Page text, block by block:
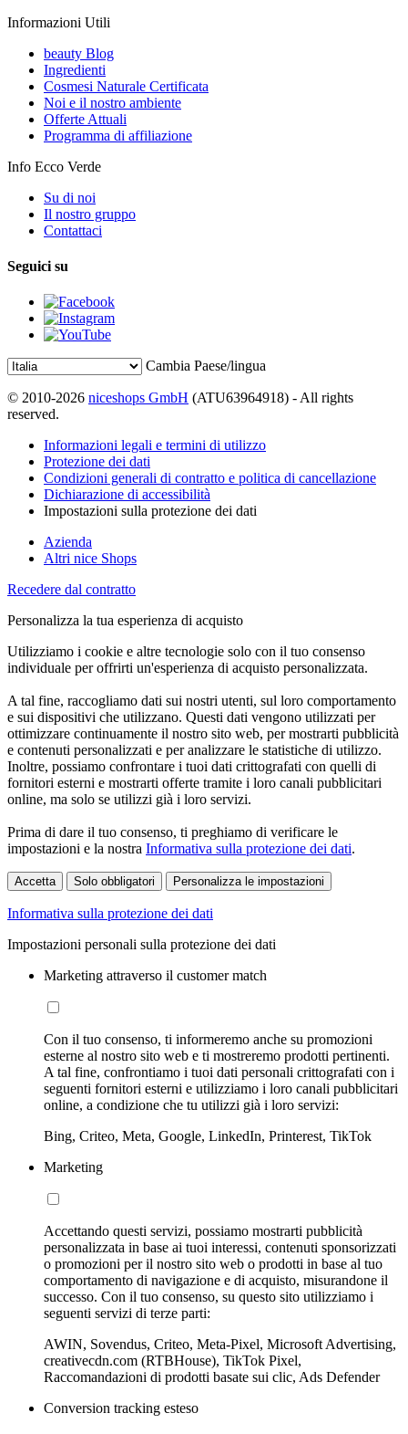
Informazioni Utili
beauty Blog
Ingredienti
Cosmesi Naturale Certificata
Noi e il nostro ambiente
Offerte Attuali
Programma di affiliazione
Info Ecco Verde
Su di noi
Il nostro gruppo
Contattaci
Seguici su
Cambia Paese/lingua
© 2010-2026 niceshops GmbH (ATU63964918) - All rights
reserved.
Informazioni legali e termini di utilizzo
Protezione dei dati
Condizioni generali di contratto e politica di cancellazione
Dichiarazione di accessibilità
Impostazioni sulla protezione dei dati
Azienda
Altri nice Shops
Recedere dal contratto
Personalizza la tua esperienza di acquisto
Utilizziamo i cookie e altre tecnologie solo con il tuo consenso
individuale per offrirti un'esperienza di acquisto personalizzata.
A tal fine, raccogliamo dati sui nostri utenti, sul loro comportamento
e sui dispositivi che utilizzano. Questi dati vengono utilizzati per
ottimizzare continuamente il nostro sito web, per mostrarti pubblicità
e contenuti personalizzati e per analizzare le statistiche di utilizzo.
Inoltre, possiamo confrontare i tuoi dati crittografati con quelli di
fornitori esterni e mostrarti offerte tramite i loro canali pubblicitari
online, ma solo se utilizzi già i loro servizi.
Prima di dare il tuo consenso, ti preghiamo di verificare le
impostazioni e la nostra Informativa sulla protezione dei dati.
Accetta Solo obbligatori Personalizza le impostazioni
Informativa sulla protezione dei dati
Impostazioni personali sulla protezione dei dati
Marketing attraverso il customer match
Con il tuo consenso, ti informeremo anche su promozioni
esterne al nostro sito web e ti mostreremo prodotti pertinenti.
A tal fine, confrontiamo i tuoi dati personali crittografati con i
seguenti fornitori esterni e utilizziamo i loro canali pubblicitari
online, a condizione che tu utilizzi già i loro servizi:
Bing, Criteo, Meta, Google, LinkedIn, Printerest, TikTok
Marketing
Accettando questi servizi, possiamo mostrarti pubblicità
personalizzata in base ai tuoi interessi, contenuti sponsorizzati
o promozioni per il nostro sito web o prodotti in base al tuo
comportamento di navigazione e di acquisto, misurandone il
successo. Con il tuo consenso, su questo sito utilizziamo i
seguenti servizi di terze parti:
AWIN, Sovendus, Criteo, Meta-Pixel, Microsoft Advertising,
creativecdn.com (RTBHouse), TikTok Pixel,
Raccomandazioni di prodotti basate sui clic, Ads Defender
Conversion tracking esteso